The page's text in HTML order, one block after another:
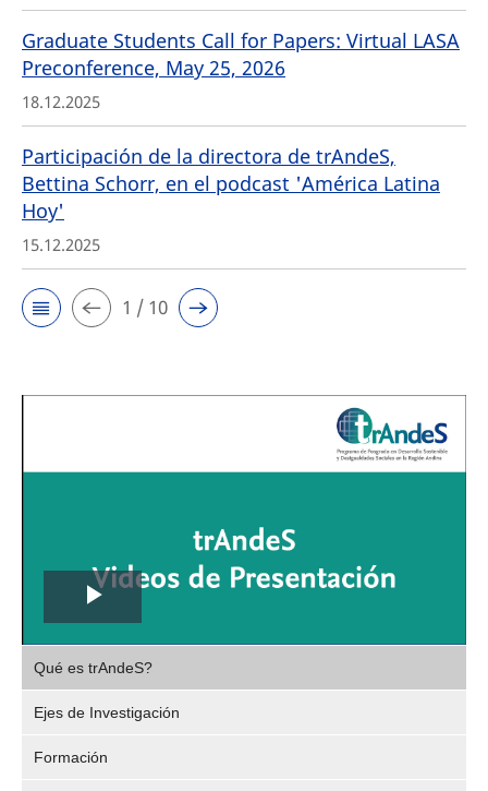
Graduate Students Call for Papers: Virtual LASA
Preconference, May 25, 2026
18.12.2025
Participación de la directora de trAndeS,
Bettina Schorr, en el podcast 'América Latina
Hoy'
15.12.2025
1 / 10
Play
Video
Qué es trAndeS?
Ejes de Investigación
Formación